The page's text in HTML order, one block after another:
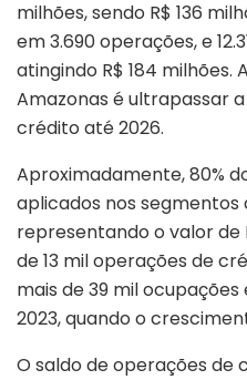
milhões, sendo R$ 136
em 3.690 operações, e
atingindo R$ 184 milhões.
Amazonas é ultrapassar
crédito até 2026.
Aproximadamente, 80%
aplicados nos segmentos
representando o valor de
de 13 mil operações de
mais de 39 mil
2023, quando o
O saldo de operações de